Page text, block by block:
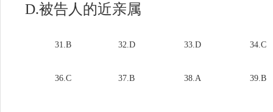
D.被告人的近亲属
31.B 32.D 33.D 34.C
36.C 37.B 38.A 39.B